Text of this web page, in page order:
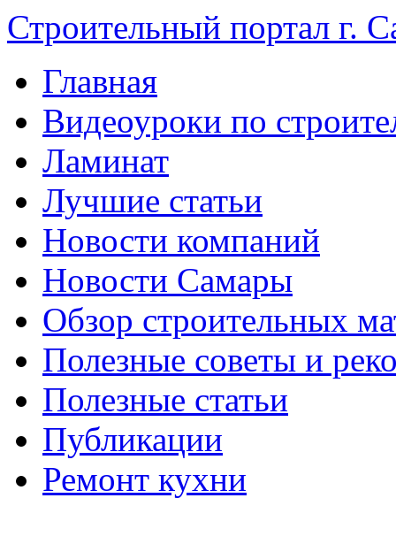
Строительный портал г.
Главная
Видеоуроки по
Ламинат
Лучшие статьи
Новости компаний
Новости Самары
Обзор строительных
Полезные советы и
Полезные статьи
Публикации
Ремонт кухни